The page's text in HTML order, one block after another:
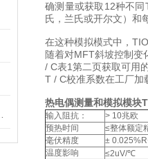
确测量或获取12种不
氏，兰氏或开尔文）和
在这种模拟模式中，
随着对MFT斜坡控制变
/ C表1第二页获取可用
T / C校准系数在工厂加
热电偶测量和模拟模块
输入阻抗：
> 10兆欧
预热时间
≤整体额定
毫伏精度
±
温度影响
≤2uV/℃